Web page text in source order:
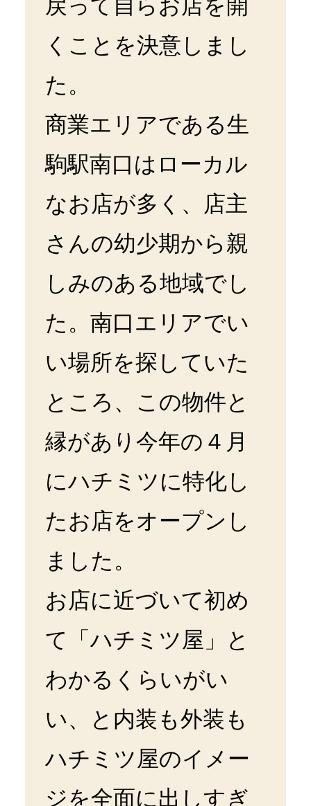
戻って自らお店を開
くことを決意しまし
た。
商業エリアである生
駒駅南口はローカル
なお店が多く、店主
さんの幼少期から親
しみのある地域でし
た。南口エリアでい
い場所を探していた
ところ、この物件と
縁があり今年の４月
にハチミツに特化し
たお店をオープンし
ました。
お店に近づいて初め
て「ハチミツ屋」と
わかるくらいがい
い、と内装も外装も
ハチミツ屋のイメー
ジを全面に出しすぎ